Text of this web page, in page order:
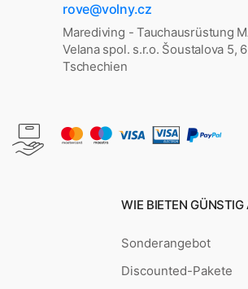
rove@volny.cz
Marediving - Tauchausrüstung
Velana spol. s.r.o. Šoustalova 5,
Tschechien
WIE BIETEN GÜNSTIG
Sonderangebot
Discounted-Pakete